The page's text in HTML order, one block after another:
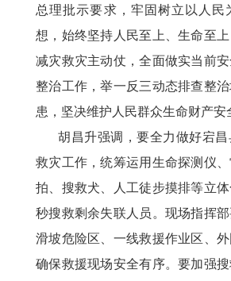
总理批示要求，牢固树立以人民
想，始终坚持人民至上、生命至
减灾救灾主动仗，全面做实当前
整治工作，举一反三动态排查整
患，坚决维护人民群众生命财产安
胡昌升强调，要全力做好宕
救灾工作，统筹运用生命探测仪
拍、搜救犬、人工徒步摸排等立
秒搜救剩余失联人员。现场指挥
滑坡危险区、一线救援作业区、外
确保救援现场安全有序。要加强